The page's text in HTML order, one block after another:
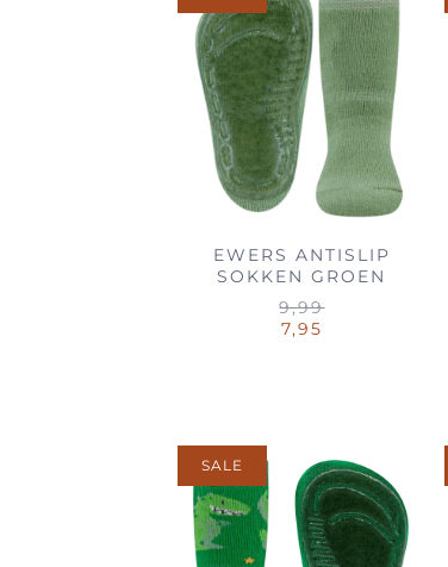
EWERS ANTISLIP
SOKKEN GROEN
9,99
7,95
SALE